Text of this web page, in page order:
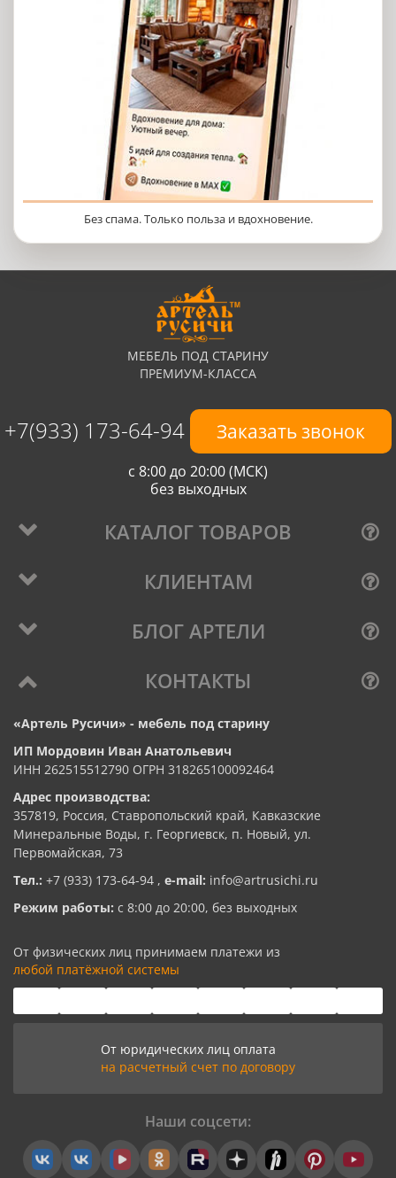
Без спама. Только польза и вдохновение.
МЕБЕЛЬ ПОД СТАРИНУ
ПРЕМИУМ-КЛАССА
+7(933) 173-64-94 Заказать звонок
с 8:00 до 20:00 (МСК)
без выходных
КАТАЛОГ ТОВАРОВ
КЛИЕНТАМ
БЛОГ АРТЕЛИ
КОНТАКТЫ
«Артель Русичи» - мебель под старину
ИП Мордовин Иван Анатольевич
ИНН 262515512790 ОГРН 318265100092464
Адрес производства:
357819, Россия, Ставропольский край, Кавказские
Минеральные Воды, г. Георгиевск, п. Новый, ул.
Первомайская, 73
Тел.: +7 (933) 173-64-94 , e-mail: info@artrusichi.ru
Режим работы: с 8:00 до 20:00, без выходных
От физических лиц принимаем платежи из
любой платёжной системы
От юридических лиц оплата
на расчетный счет по договору
Наши соцсети: